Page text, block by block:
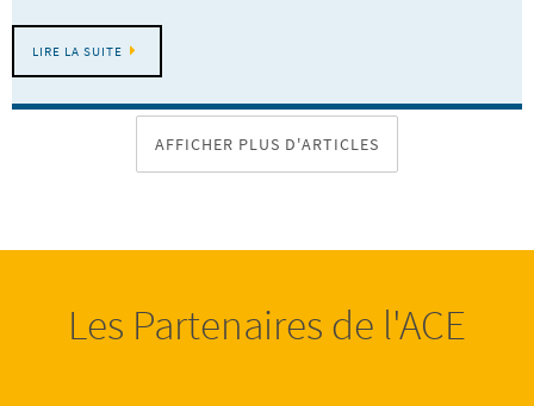
LIRE LA SUITE
AFFICHER PLUS D'ARTICLES
Les Partenaires de l'ACE